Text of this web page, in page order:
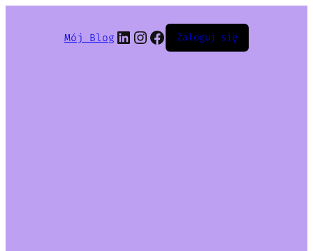
Mój Blog LinkedIn
Instagram
Facebook
Zaloguj się